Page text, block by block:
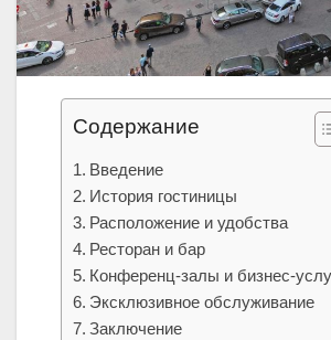
Содержание
Введение
История гостиницы
Расположение и удобства
Ресторан и бар
Конференц-залы и бизнес-
Эксклюзивное обслуживание
Заключение